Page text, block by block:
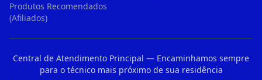
Produtos Recomendados
(Afiliados)
Central de Atendimento Principal — Encaminhamos sempre
para o técnico mais próximo de sua residência